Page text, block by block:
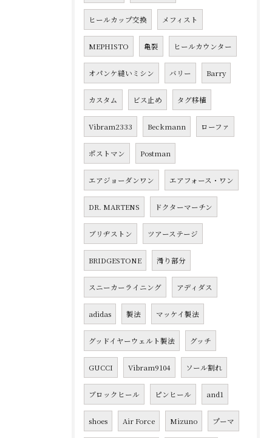
ヒールカップ交換 メフィスト
MEPHISTO 亀裂 ヒールカウンター
オパンケ縫いミシン バリー Barry
カスタム ビス止め タグ移植
Vibram2333 Beckmann ローファ
ポストマン Postman
エアジョーダンワン エアフォース・ワン
DR. MARTENS ドクターマーチン
ブリヂストン ツアーステージ
BRIDGESTONE 滑り部分
スニーカーライニング アディダス
adidas 製法 マッケイ製法
グッドイヤーウェルト製法 グッチ
GUCCI Vibram9104 ソール割れ
ブロックヒール ピンヒール and1
shoes Air Force Mizuno プーマ